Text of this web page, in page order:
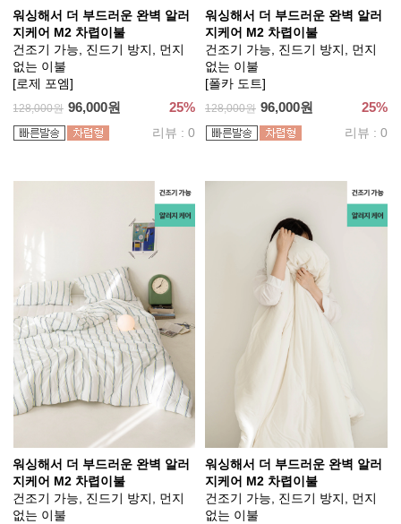
워싱해서 더 부드러운 완벽 알러
지케어 M2 차렵이불
건조기 가능, 진드기 방지, 먼지
없는 이불
[로제 포엠]
128,000원 96,000원 25%
리뷰 : 0
워싱해서 더 부드러운 완벽 알러
지케어 M2 차렵이불
건조기 가능, 진드기 방지, 먼지
없는 이불
[폴카 도트]
128,000원 96,000원 25%
리뷰 : 0
워싱해서 더 부드러운 완벽 알러
지케어 M2 차렵이불
건조기 가능, 진드기 방지, 먼지
없는 이불
워싱해서 더 부드러운 완벽 알러
지케어 M2 차렵이불
건조기 가능, 진드기 방지, 먼지
없는 이불